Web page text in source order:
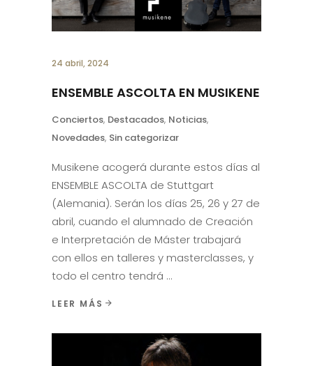
24 abril, 2024
ENSEMBLE ASCOLTA EN MUSIKENE
Conciertos, Destacados, Noticias,
Novedades, Sin categorizar
Musikene acogerá durante estos días al
ENSEMBLE ASCOLTA de Stuttgart
(Alemania). Serán los días 25, 26 y 27 de
abril, cuando el alumnado de Creación
e Interpretación de Máster trabajará
con ellos en talleres y masterclasses, y
todo el centro tendrá
LEER MÁS